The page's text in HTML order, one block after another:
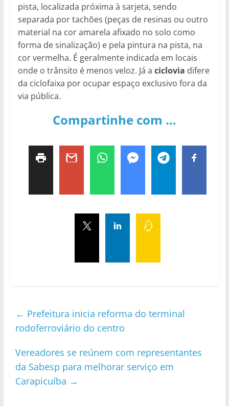
pista, localizada próxima à sarjeta, sendo
separada por tachões (peças de resinas ou outro
material na cor amarela afixado no solo como
forma de sinalização) e pela pintura na pista, na
cor vermelha. É geralmente indicada em locais
onde o trânsito é menos veloz. Já a ciclovia difere
da ciclofaixa por ocupar espaço exclusivo fora da
via pública.
Compartinhe com …
← Prefeitura inicia reforma do terminal
rodoferroviário do centro
Vereadores se reúnem com representantes
da Sabesp para melhorar serviço em
Carapicuíba →